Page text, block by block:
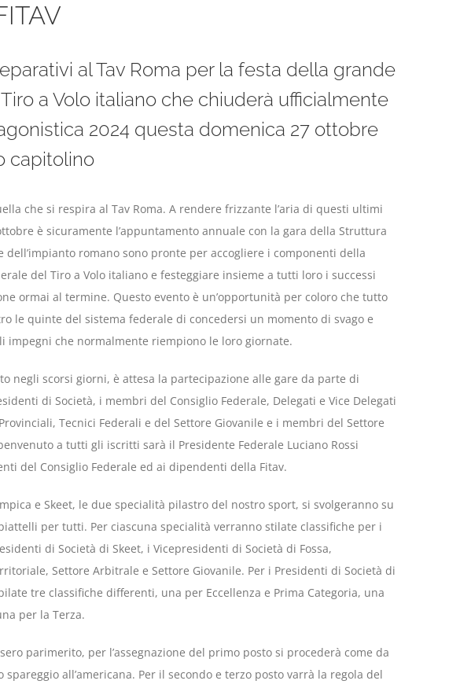
al Tav Roma per la festa della grande
a Volo italiano che chiuderà ufficialmente
2024 questa domenica 27 ottobre
capitolino
che si respira al Tav Roma. A rendere frizzante l’aria di questi ultimi
è sicuramente l’appuntamento annuale con la gara della Struttura
dell’impianto romano sono pronte per accogliere i componenti della
del Tiro a Volo italiano e festeggiare insieme a tutti loro i successi
ormai al termine. Questo evento è un’opportunità per coloro che tutto
le quinte del sistema federale di concedersi un momento di svago e
impegni che normalmente riempiono le loro giornate.
negli scorsi giorni, è attesa la partecipazione alle gare da parte di
di Società, i membri del Consiglio Federale, Delegati e Vice Delegati
Tecnici Federali e del Settore Giovanile e i membri del Settore
a tutti gli iscritti sarà il Presidente Federale Luciano Rossi
del Consiglio Federale ed ai dipendenti della Fitav.
e Skeet, le due specialità pilastro del nostro sport, si svolgeranno su
per tutti. Per ciascuna specialità verranno stilate classifiche per i
di Società di Skeet, i Vicepresidenti di Società di Fossa,
Settore Arbitrale e Settore Giovanile. Per i Presidenti di Società di
tre classifiche differenti, una per Eccellenza e Prima Categoria, una
per la Terza.
parimerito, per l’assegnazione del primo posto si procederà come da
spareggio all’americana. Per il secondo e terzo posto varrà la regola del